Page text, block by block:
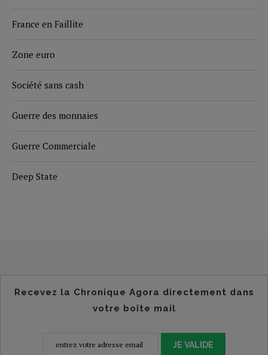
France en Faillite
Zone euro
Société sans cash
Guerre des monnaies
Guerre Commerciale
Deep State
Recevez la Chronique Agora directement dans
votre boîte mail
JE VALIDE